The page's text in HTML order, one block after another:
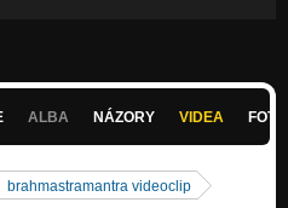
ALBA NÁZORY VIDEA
brahmastramantra videoclip